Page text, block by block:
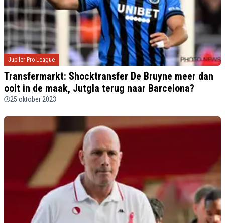
Jupiler Pro League
Transfermarkt: Shocktransfer De Bruyne meer dan
ooit in de maak, Jutgla terug naar Barcelona?
25 oktober 2023